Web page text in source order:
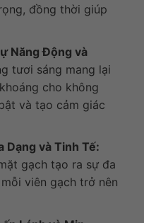
đồng thời giúp
Năng Động và
tươi sáng mang lại
cho không
và tạo cảm giác
Dạng và Tinh Tế:
gạch tạo ra sự đa
viên gạch trở nên